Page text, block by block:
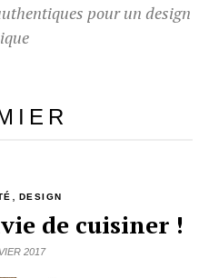
pour un design
DESIGN
de cuisiner !
2017